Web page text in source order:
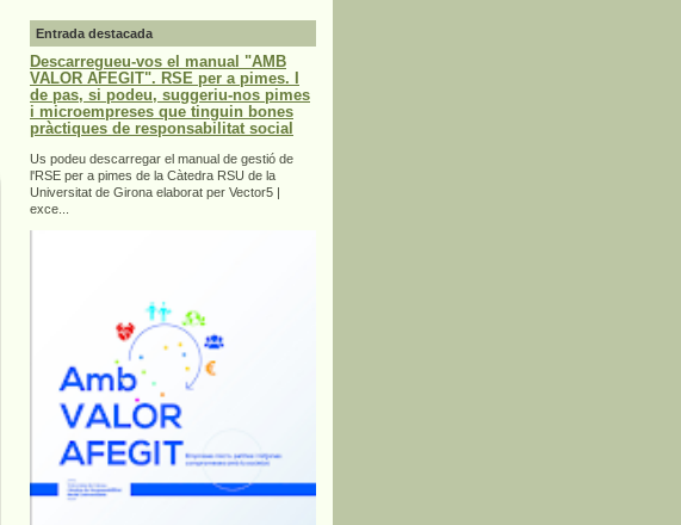
Entrada destacada
Descarregueu-vos el manual "AMB
VALOR AFEGIT". RSE per a pimes. I
de pas, si podeu, suggeriu-nos pimes
i microempreses que tinguin bones
pràctiques de responsabilitat social
Us podeu descarregar el manual de gestió de
l'RSE per a pimes de la Càtedra RSU de la
Universitat de Girona elaborat per Vector5 |
exce...